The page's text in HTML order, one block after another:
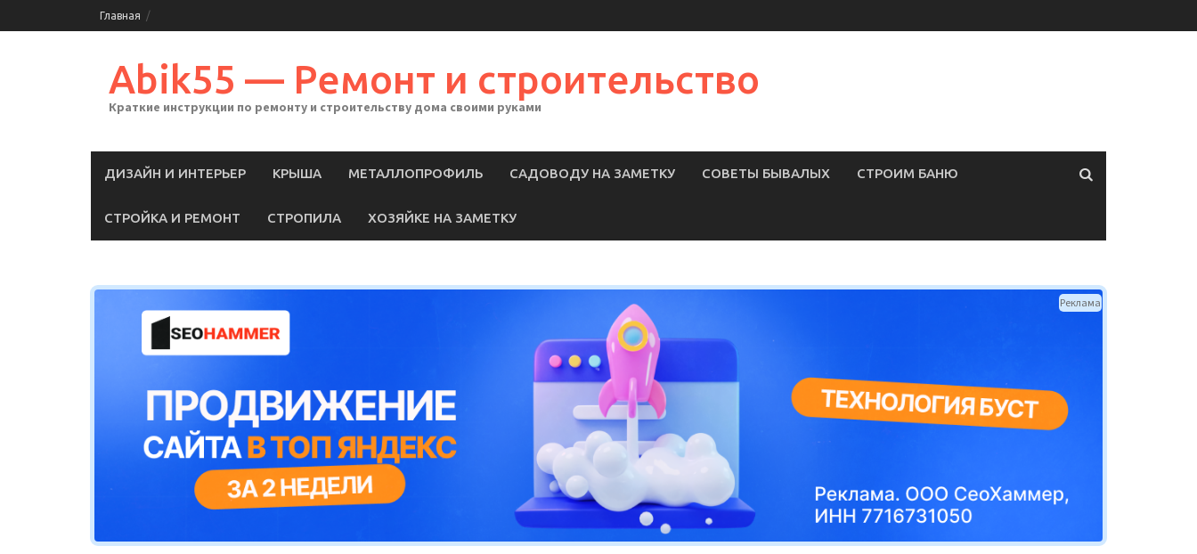
to
Главная
Abik55 — Ремонт и строительство
Краткие инструкции по ремонту и строительству дома своими руками
ДИЗАЙН И ИНТЕРЬЕР КРЫША МЕТАЛЛОПРОФИЛЬ САДОВОДУ НА ЗАМЕТКУ СОВЕТЫ БЫВАЛЫХ СТРОИМ БАНЮ
СТРОЙКА И РЕМОНТ СТРОПИЛА ХОЗЯЙКЕ НА ЗАМЕТКУ
Реклама